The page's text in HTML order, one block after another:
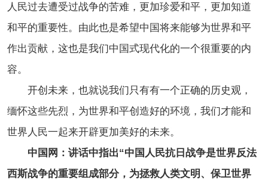
人民过去遭受过战争的苦难，更加珍爱和平，更加知道
和平的重要性。由此也是希望中国将来能够为世界和平
作出贡献，这也是我们中国式现代化的一个很重要的内
容。
开创未来，也就说我们只有有一个正确的历史观，
缅怀这些先烈，为世界和平创造好的环境，我们才能和
世界人民一起来开辟更加美好的未来。
中国网：讲话中指出“中国人民抗日战争是世界反法
西斯战争的重要组成部分，为拯救人类文明、保卫世界